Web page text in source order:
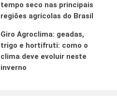
tempo seco nas principais
regiões agrícolas do Brasil
Giro Agroclima: geadas,
trigo e hortifruti: como o
clima deve evoluir neste
inverno